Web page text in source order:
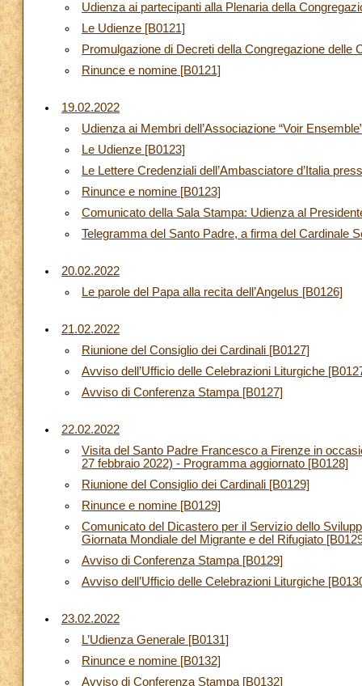
Udienza ai partecipanti alla Plenaria della
Le Udienze [B0121]
Promulgazione di Decreti della Congregazione delle
Rinunce e nomine [B0121]
19.02.2022
Udienza ai Membri dell’Associazione “Voir
Le Udienze [B0123]
Le Lettere Credenziali dell’Ambasciatore d’Italia
Rinunce e nomine [B0123]
Comunicato della Sala Stampa: Udienza al
Telegramma del Santo Padre, a firma del Cardinale
20.02.2022
Le parole del Papa alla recita dell’Angelus [B0126]
21.02.2022
Riunione del Consiglio dei Cardinali [B0127]
Avviso dell’Ufficio delle Celebrazioni Liturgiche
Avviso di Conferenza Stampa [B0127]
22.02.2022
Visita del Santo Padre Francesco a Firenze in
27 febbraio 2022) - Programma aggiornato [B0128]
Riunione del Consiglio dei Cardinali [B0129]
Rinunce e nomine [B0129]
Comunicato del Dicastero per il Servizio dello
Giornata Mondiale del Migrante e del Rifugiato
Avviso di Conferenza Stampa [B0129]
Avviso dell’Ufficio delle Celebrazioni Liturgiche
23.02.2022
L’Udienza Generale [B0131]
Rinunce e nomine [B0132]
Avviso di Conferenza Stampa [B0132]